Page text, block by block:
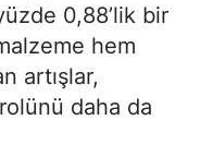
0,88’lik bir
hem
artışlar,
daha da